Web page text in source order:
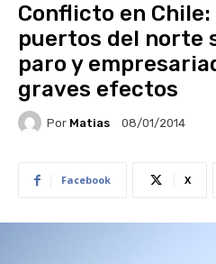
Conflicto en
puertos del norte
paro y
graves efectos
Por Matias 08/01/2014
Facebook X